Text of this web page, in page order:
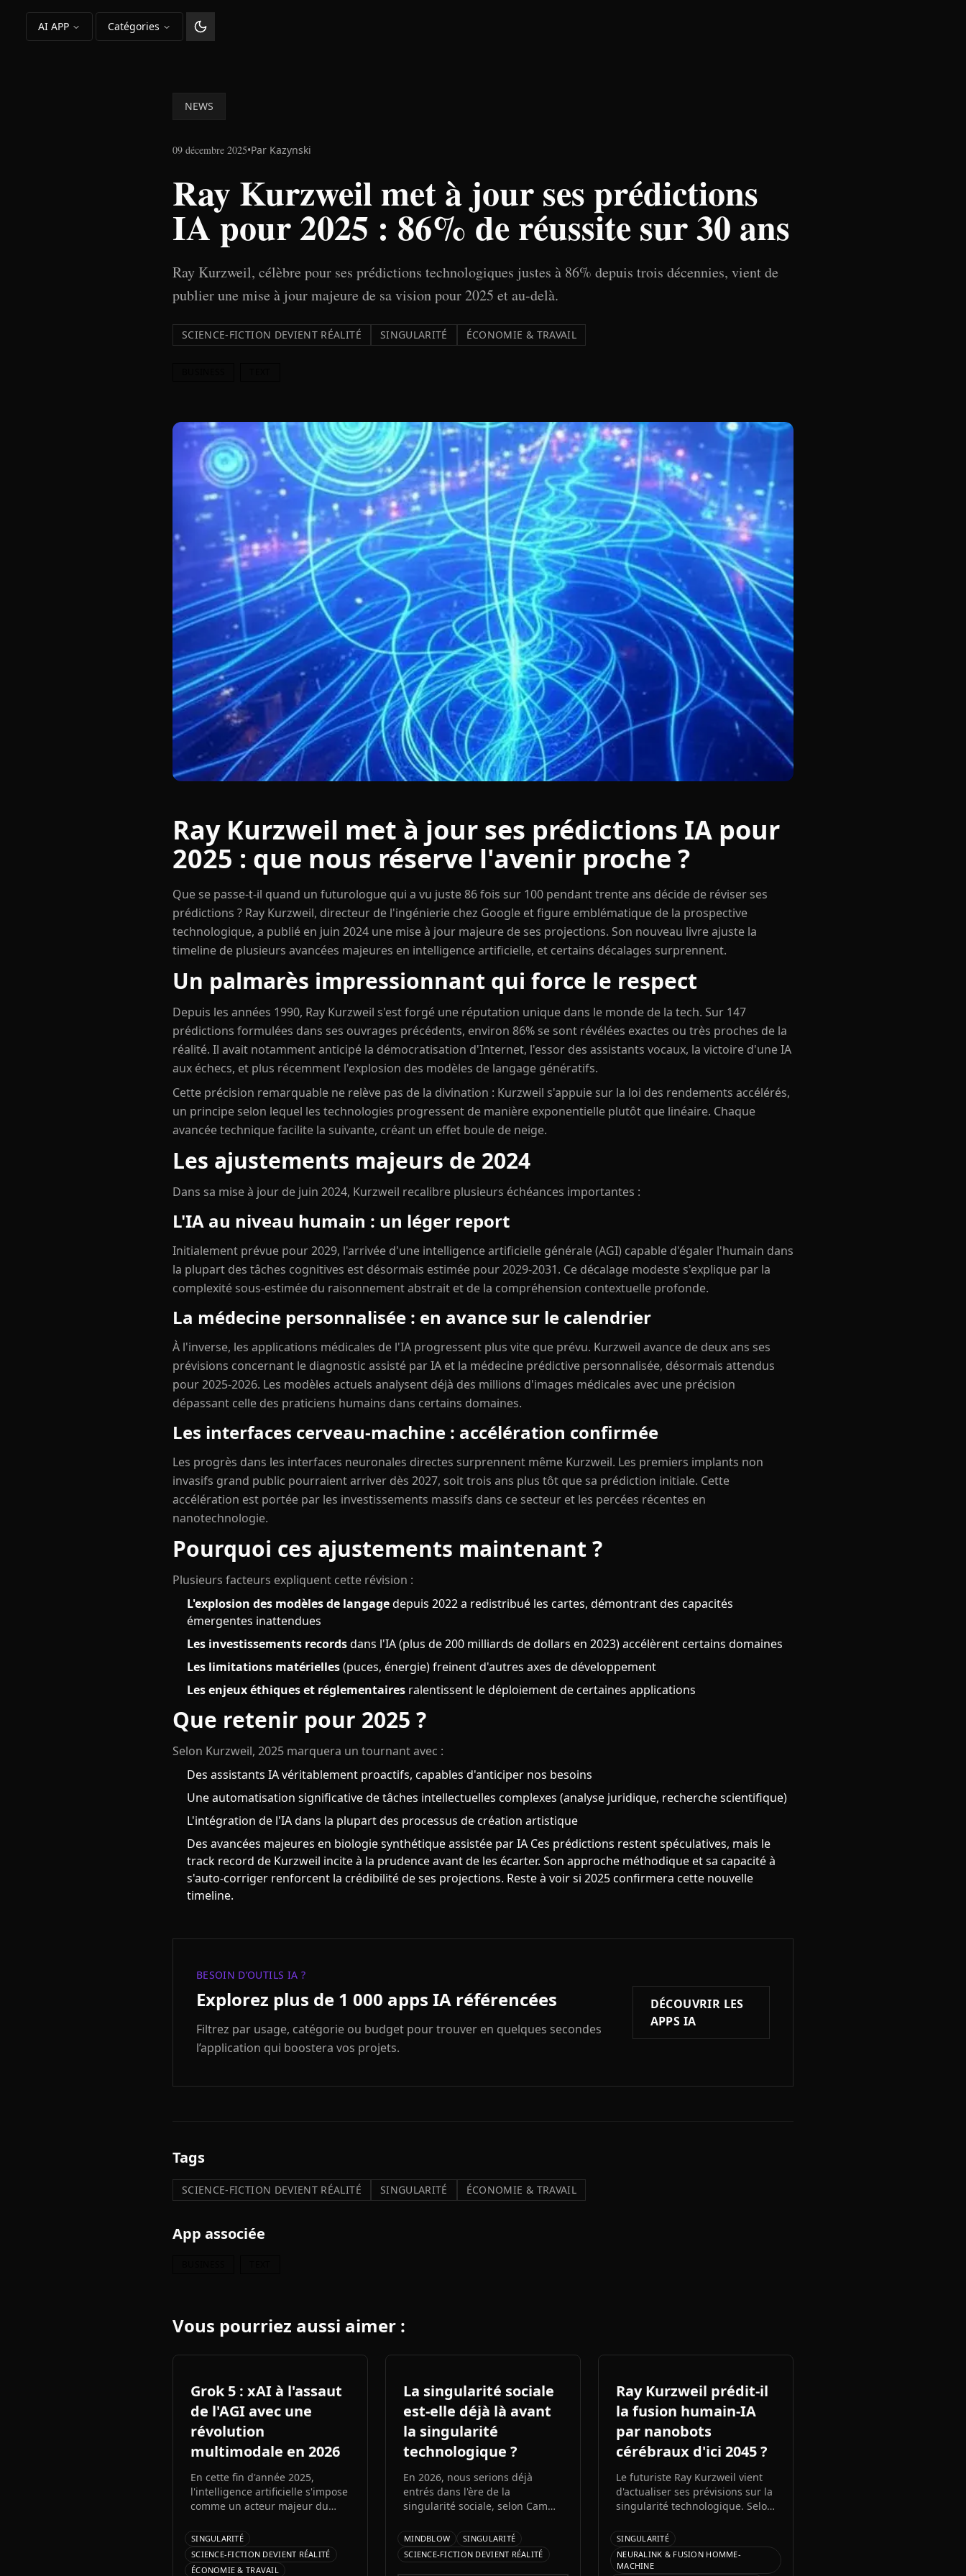
AI APP Catégories
Changer le thème
NEWS
09 décembre 2025•Par Kazynski
Ray Kurzweil met à jour ses prédictions
IA pour 2025 : 86% de réussite sur 30 ans
Ray Kurzweil, célèbre pour ses prédictions technologiques justes à 86% depuis trois décennies, vient de
publier une mise à jour majeure de sa vision pour 2025 et au-delà.
SCIENCE-FICTION DEVIENT RÉALITÉ SINGULARITÉ ÉCONOMIE & TRAVAIL
Ray Kurzweil met à jour ses prédictions IA pour
2025 : que nous réserve l'avenir proche ?
Que se passe-t-il quand un futurologue qui a vu juste 86 fois sur 100 pendant trente ans décide de réviser ses
prédictions ? Ray Kurzweil, directeur de l'ingénierie chez Google et figure emblématique de la prospective
technologique, a publié en juin 2024 une mise à jour majeure de ses projections. Son nouveau livre ajuste la
timeline de plusieurs avancées majeures en intelligence artificielle, et certains décalages surprennent.
Un palmarès impressionnant qui force le respect
Depuis les années 1990, Ray Kurzweil s'est forgé une réputation unique dans le monde de la tech. Sur 147
prédictions formulées dans ses ouvrages précédents, environ 86% se sont révélées exactes ou très proches de la
réalité. Il avait notamment anticipé la démocratisation d'Internet, l'essor des assistants vocaux, la victoire d'une IA
aux échecs, et plus récemment l'explosion des modèles de langage génératifs.
Cette précision remarquable ne relève pas de la divination : Kurzweil s'appuie sur la loi des rendements accélérés,
un principe selon lequel les technologies progressent de manière exponentielle plutôt que linéaire. Chaque
avancée technique facilite la suivante, créant un effet boule de neige.
Les ajustements majeurs de 2024
Dans sa mise à jour de juin 2024, Kurzweil recalibre plusieurs échéances importantes :
L'IA au niveau humain : un léger report
Initialement prévue pour 2029, l'arrivée d'une intelligence artificielle générale (AGI) capable d'égaler l'humain dans
la plupart des tâches cognitives est désormais estimée pour 2029-2031. Ce décalage modeste s'explique par la
complexité sous-estimée du raisonnement abstrait et de la compréhension contextuelle profonde.
La médecine personnalisée : en avance sur le calendrier
À l'inverse, les applications médicales de l'IA progressent plus vite que prévu. Kurzweil avance de deux ans ses
prévisions concernant le diagnostic assisté par IA et la médecine prédictive personnalisée, désormais attendus
pour 2025-2026. Les modèles actuels analysent déjà des millions d'images médicales avec une précision
dépassant celle des praticiens humains dans certains domaines.
Les interfaces cerveau-machine : accélération confirmée
Les progrès dans les interfaces neuronales directes surprennent même Kurzweil. Les premiers implants non
invasifs grand public pourraient arriver dès 2027, soit trois ans plus tôt que sa prédiction initiale. Cette
accélération est portée par les investissements massifs dans ce secteur et les percées récentes en
nanotechnologie.
Pourquoi ces ajustements maintenant ?
Plusieurs facteurs expliquent cette révision :
L'explosion des modèles de langagedepuis 2022 a redistribué les cartes, démontrant des capacités
émergentes inattendues
Les investissements recordsdans l'IA (plus de 200 milliards de dollars en 2023) accélèrent certains domaines
Les limitations matérielles(puces, énergie) freinent d'autres axes de développement
Les enjeux éthiques et réglementaires ralentissent le déploiement de certaines applications
Que retenir pour 2025 ?
Selon Kurzweil, 2025 marquera un tournant avec :
Des assistants IA véritablement proactifs, capables d'anticiper nos besoins
Une automatisation significative de tâches intellectuelles complexes (analyse juridique, recherche scientifique)
L'intégration de l'IA dans la plupart des processus de création artistique
Des avancées majeures en biologie synthétique assistée par IA Ces prédictions restent spéculatives, mais le
track record de Kurzweil incite à la prudence avant de les écarter. Son approche méthodique et sa capacité à
s'auto-corriger renforcent la crédibilité de ses projections. Reste à voir si 2025 confirmera cette nouvelle
timeline.
BESOIN D’OUTILS IA ?
Explorez plus de 1 000 apps IA référencées
Filtrez par usage, catégorie ou budget pour trouver en quelques secondes
l’application qui boostera vos projets.
DÉCOUVRIR LES
APPS IA
Tags
SCIENCE-FICTION DEVIENT RÉALITÉ SINGULARITÉ ÉCONOMIE & TRAVAIL
App associée
Vous pourriez aussi aimer :
Grok 5 : xAI à l'assaut
de l'AGI avec une
révolution
multimodale en 2026
En cette fin d'année 2025,
l'intelligence artificielle s'impose
comme un acteur majeur du
autonomes capables de prendre
des décisiLe prochain grand
modèle d'Elon Musk s'annonce
SINGULARITÉ
SCIENCE-FICTION DEVIENT RÉALITÉ
ÉCONOMIE & TRAVAIL
La singularité sociale
est-elle déjà là avant
la singularité
technologique ?
En 2026, nous serions déjà
entrés dans l'ère de la
singularité sociale, selon Cam
humains perdent la capacité de
suivre les échanges entre
intelligences artificielles,
MINDBLOW
SINGULARITÉ
SCIENCE-FICTION DEVIENT RÉALITÉ
Ray Kurzweil prédit-il
la fusion humain-IA
par nanobots
cérébraux d'ici 2045 ?
Le futuriste Ray Kurzweil vient
d'actualiser ses prévisions sur la
singularité technologique. Selon
notre cerveau nous permettront
de fusionner avec l'IA d'ici 2045,
multipliant notre intelligence
SINGULARITÉ
NEURALINK & FUSION HOMME-
MACHINE